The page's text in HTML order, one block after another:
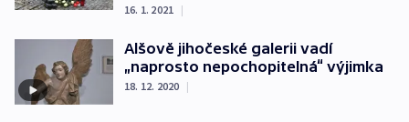
16. 1. 2021 |
Alšově jihočeské galerii vadí
„naprosto nepochopitelná“ výjimka
18. 12. 2020 |